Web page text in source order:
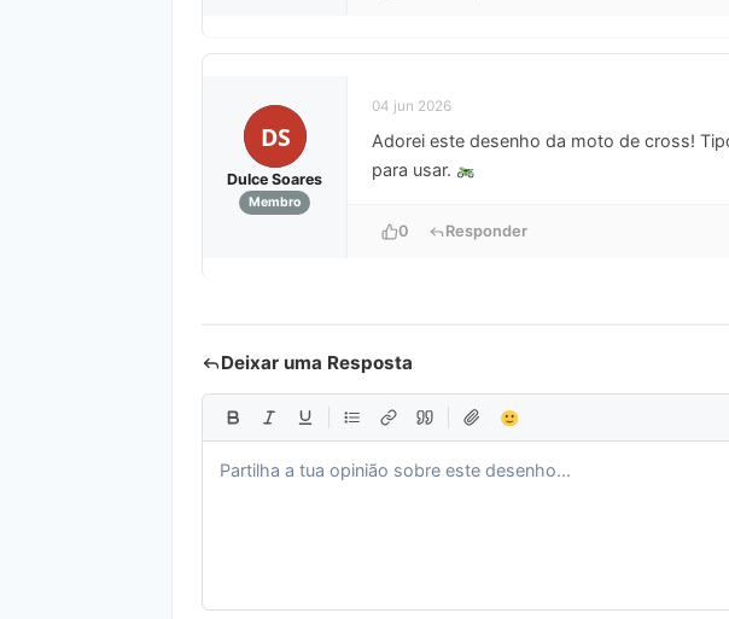
DS
Dulce Soares
Membro
04 jun 2026
Adorei este desenho da moto de cross!
para usar.
0 Responder
Deixar uma Resposta